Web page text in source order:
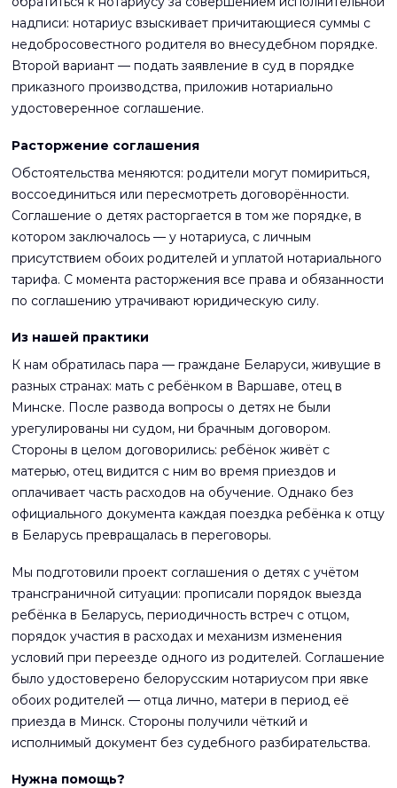
надписи: нотариус взыскивает причитающиеся суммы с
недобросовестного родителя во внесудебном порядке.
Второй вариант — подать заявление в суд в порядке
приказного производства, приложив нотариально
удостоверенное соглашение.
Расторжение соглашения
Обстоятельства меняются: родители могут помириться,
воссоединиться или пересмотреть договорённости.
Соглашение о детях расторгается в том же порядке, в
котором заключалось — у нотариуса, с личным
присутствием обоих родителей и уплатой нотариального
тарифа. С момента расторжения все права и обязанности
по соглашению утрачивают юридическую силу.
Из нашей практики
К нам обратилась пара — граждане Беларуси, живущие в
разных странах: мать с ребёнком в Варшаве, отец в
Минске. После развода вопросы о детях не были
урегулированы ни судом, ни брачным договором.
Стороны в целом договорились: ребёнок живёт с
матерью, отец видится с ним во время приездов и
оплачивает часть расходов на обучение. Однако без
официального документа каждая поездка ребёнка к отцу
в Беларусь превращалась в переговоры.
Мы подготовили проект соглашения о детях с учётом
трансграничной ситуации: прописали порядок выезда
ребёнка в Беларусь, периодичность встреч с отцом,
порядок участия в расходах и механизм изменения
условий при переезде одного из родителей. Соглашение
было удостоверено белорусским нотариусом при явке
обоих родителей — отца лично, матери в период её
приезда в Минск. Стороны получили чёткий и
исполнимый документ без судебного разбирательства.
Нужна помощь?